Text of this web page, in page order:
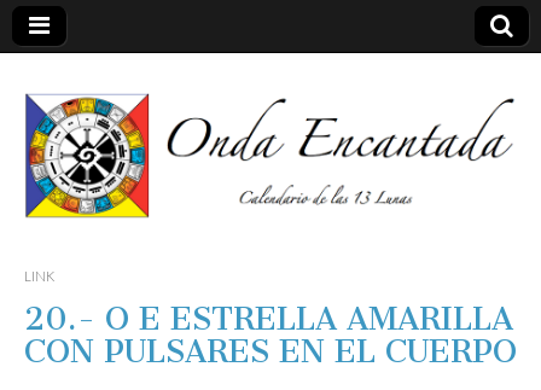
Onda
encantada
LINK
20.- O E ESTRELLA AMARILLA
CON PULSARES EN EL CUERPO